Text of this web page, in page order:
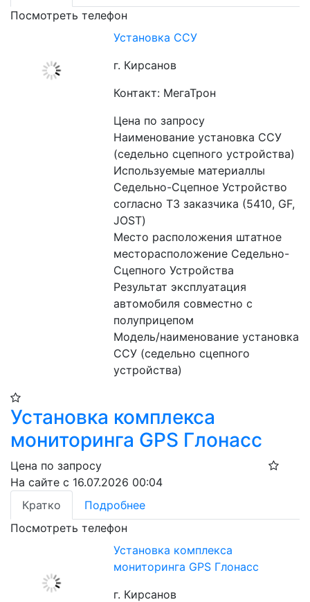
Посмотреть телефон
Установка ССУ
г. Кирсанов
Контакт: МегаТрон
Цена по запросу
Наименование установка ССУ
(седельно сцепного устройства)
Используемые материаллы
Седельно-Сцепное Устройство
согласно ТЗ заказчика (5410, GF,
JOST)
Место расположения штатное
месторасположение Седельно-
Сцепного Устройства
Результат эксплуатация
автомобиля совместно с
полуприцепом
Модель/наименование установка
ССУ (седельно сцепного
устройства)
Установка комплекса
мониторинга GPS Глонасс
Цена по запросу
На сайте с 16.07.2026 00:04
Кратко
Подробнее
Посмотреть телефон
Установка комплекса
мониторинга GPS Глонасс
г. Кирсанов